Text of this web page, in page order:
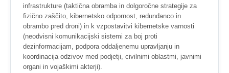
infrastrukture (taktična obramba in dolgoročne strategije za
fizično zaščito, kibernetsko odpornost, redundanco in
obrambo pred droni) in k vzpostavitvi kibernetske varnosti
(neodvisni komunikacijski sistemi za boj proti
dezinformacijam, podpora oddaljenemu upravljanju in
koordinacija odzivov med podjetji, civilnimi oblastmi, javnimi
organi in vojaškimi akterji).